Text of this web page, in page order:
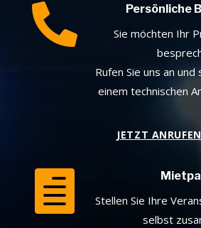
 Persönliche
Sie möchten Ihr
Rufen Sie uns an
einem technischen
JETZT ANRUFEN

Stellen Sie Ihre
selbst